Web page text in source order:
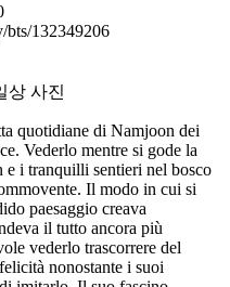
bts/132349206
quotidiane di Namjoon dei
Vederlo mentre si gode la
i tranquilli sentieri nel bosco
Il modo in cui si
paesaggio creava
il tutto ancora più
vederlo trascorrere del
nonostante i suoi